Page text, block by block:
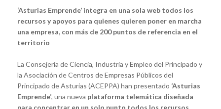
‘Asturias Emprende’ integra en una sola web todos los
recursos y apoyos para quienes quieren poner en marcha
una empresa, con más de 200 puntos de referencia en el
territorio
La Consejería de Ciencia, Industria y Empleo del Principado y
la Asociación de Centros de Empresas Públicos del
Principado de Asturias (ACEPPA) han presentado ‘Asturias
Emprende’, una nueva plataforma telemática diseñada
para concentrar en un solo punto todos los recursos,